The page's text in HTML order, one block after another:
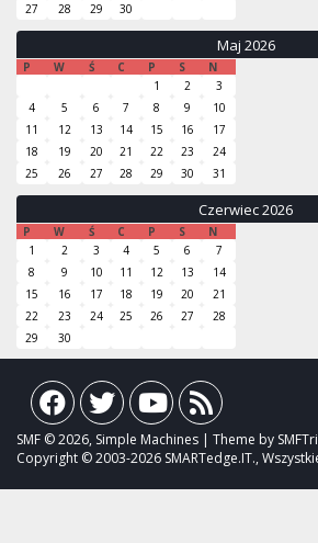
27
28 29 30
Maj 2026
P W Ś C P S
N
1
2
3
4
5 6 7 8 9
10
11
12 13 14 15 16
17
18
19 20 21 22 23
24
25
26 27 28 29 30 31
Czerwiec 2026
P W Ś C P S
N
1
2 3 4 5 6
7
8
9 10 11 12 13
14
15
16 17 18 19 20
21
22
23 24 25 26 27
28
29
30
SMF © 2026, Simple Machines | Theme by
Copyright © 2003-2026 SMARTedge.IT.,